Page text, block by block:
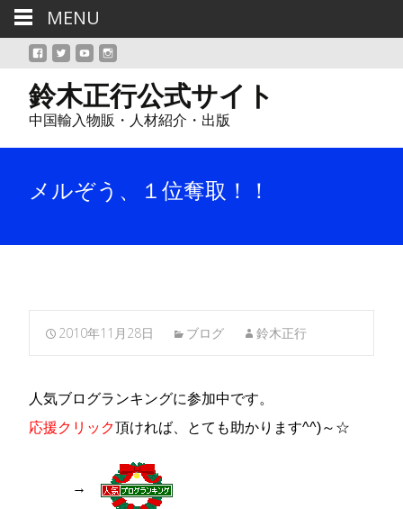
鈴木正行公式サイト
中国輸入物販・人材紹介・出版
メルぞう、１位奪取！！
2010年11月28日 ブログ 鈴木正行
人気ブログランキングに参加中です。
応援クリック頂ければ、とても助かります^^)～☆
→
MENU